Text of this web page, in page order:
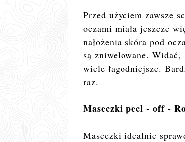
Przed użyciem zawsze
oczami miała jeszcze
nałożenia skóra pod
są zniwelowane.
wiele łagodniejsze.
raz.
Maseczki peel - off -
Maseczki idealnie